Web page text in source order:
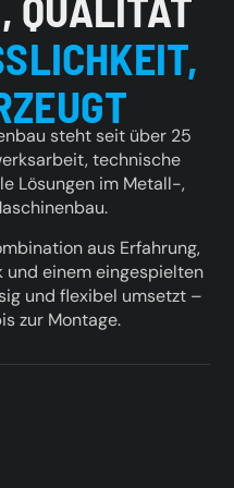
steht seit über 25
technische
Lösungen im Metall-,
aus Erfahrung,
einem eingespielten
und flexibel umsetzt –
zur Montage.